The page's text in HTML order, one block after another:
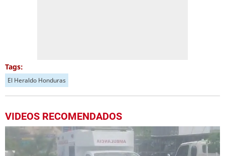
Tags:
El Heraldo Honduras
VIDEOS RECOMENDADOS